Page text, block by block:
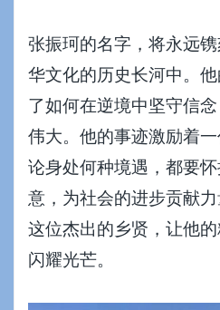
张振珂的名字，将永远
华文化的历史长河中。
了如何在逆境中坚守信
伟大。他的事迹激励着
论身处何种境遇，都要
意，为社会的进步贡献
这位杰出的乡贤，让他
闪耀光芒。